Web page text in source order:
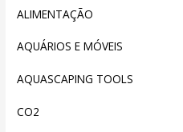
ALIMENTAÇÃO
AQUÁRIOS E MÓVEIS
AQUASCAPING TOOLS
CO2